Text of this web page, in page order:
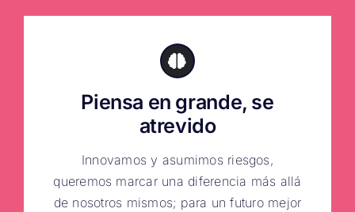
Piensa en grande, se
atrevido
Innovamos y asumimos riesgos,
queremos marcar una diferencia más allá
de nosotros mismos; para un futuro mejor